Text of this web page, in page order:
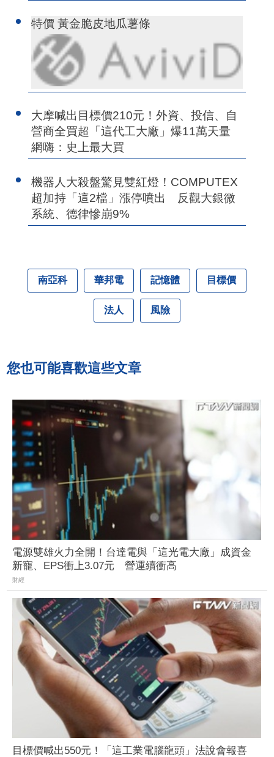
特價 黃金脆皮地瓜薯條
大摩喊出目標價210元！外資、投信、自
營商全買超「這代工大廠」爆11萬天量
網嗨：史上最大買
機器人大殺盤驚見雙紅燈！COMPUTEX
超加持「這2檔」漲停噴出 反觀大銀微
系統、德律慘崩9%
南亞科 華邦電 記憶體 目標價
法人 風險
您也可能喜歡這些文章
電源雙雄火力全開！台達電與「這光電大廠」成資金
新寵、EPS衝上3.07元 營運續衝高
財經
目標價喊出550元！「這工業電腦龍頭」法說會報喜